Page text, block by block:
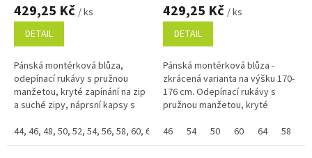
429,25 Kč / ks
DETAIL
Pánská montérková blůza,
odepínací rukávy s pružnou
manžetou, kryté zapínání na zip
a suché zipy, náprsní kapsy s
na zip, jednoduché boční
kapsy,...
44, 46, 48, 50, 52, 54, 56, 58, 60, 62, 64, 66, 68
429,25 Kč / ks
DETAIL
Pánská montérková blůza -
zkrácená varianta na výšku 170-
176 cm. Odepínací rukávy s
pružnou manžetou, kryté
náprsní kapsy s klopami, skrytá
náprsní...
46 54 50 60 64 58